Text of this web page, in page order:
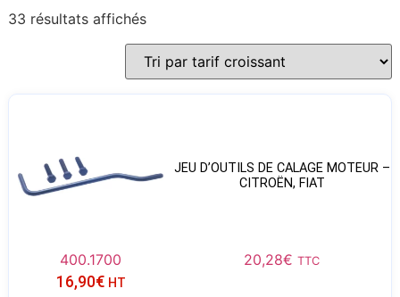
33 résultats affichés
JEU D’OUTILS DE CALAGE MOTEUR –
CITROËN, FIAT
400.1700 20,28€ TTC
16,90€ HT